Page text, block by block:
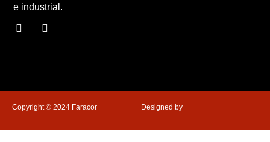
e industrial.
Copyright © 2024 Faracor Designed by